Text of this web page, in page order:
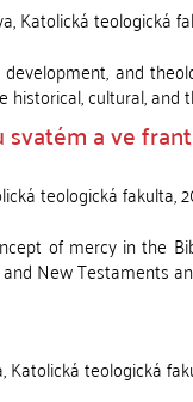
Katolická teologická
and
cultural, and
a ve
teologická fakulta,
of mercy in the
New Testaments
Katolická teologická